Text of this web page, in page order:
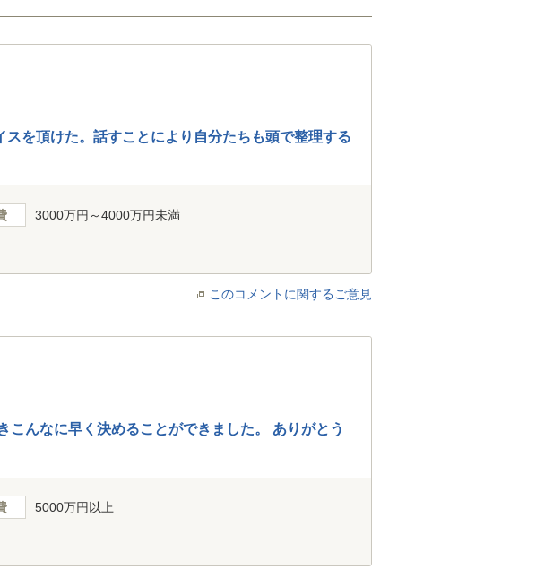
を頂けた。話すことにより自分たちも頭で整理する
3000万円～4000万円未満
このコメントに関するご意見
んなに早く決めることができました。 ありがとう
5000万円以上